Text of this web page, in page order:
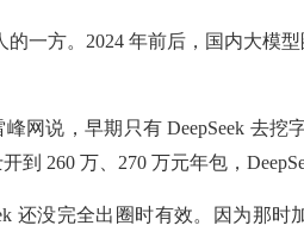
的一方。2024 年前后，国内大模
网说，早期只有 DeepSeek 去挖
到 260 万、270 万元年包，
还没完全出圈时有效。因为那